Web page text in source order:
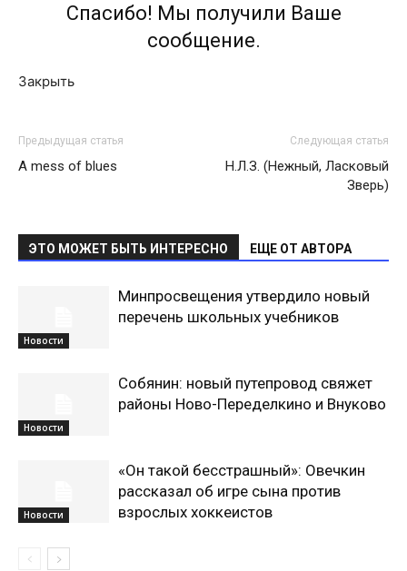
Спасибо! Мы получили Ваше
сообщение.
Закрыть
Предыдущая статья
A mess of blues
Следующая статья
Н.Л.З. (Нежный, Ласковый
Зверь)
ЭТО МОЖЕТ БЫТЬ ИНТЕРЕСНО ЕЩЕ ОТ АВТОРА
Новости
Минпросвещения утвердило новый
перечень школьных учебников
Новости
Собянин: новый путепровод свяжет
районы Ново-Переделкино и Внуково
Новости
«Он такой бесстрашный»: Овечкин
рассказал об игре сына против
взрослых хоккеистов